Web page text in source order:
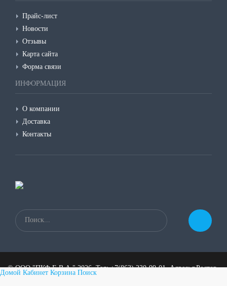
Прайс-лист
Новости
Отзывы
Карта сайта
Форма связи
ИНФОРМАЦИЯ
О компании
Доставка
Контакты
©ООО "ПКФ Е.В.А."2026, Тел:+7(863) 230-99-01,Адрес:г.Ростов-
на-Дону, пер.1-й Машиностроительный 3а
Домой Кабинет Корзина Поиск